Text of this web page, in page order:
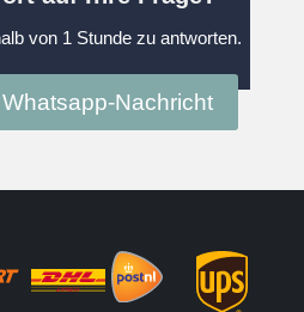
von 1 Stunde zu antworten.
Nachricht